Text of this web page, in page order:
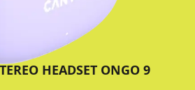
HEADSET ONGO 9